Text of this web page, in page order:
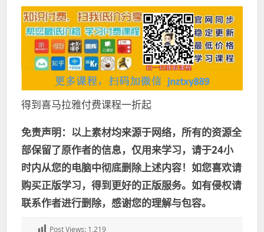
得到喜马拉雅付费课程一折起
免责声明：以上素材均来源于网络，所有的资源全
部保留了原作者的信息，仅用来学习，请于24小
时内从您的电脑中彻底删除上述内容！如您喜欢请
购买正版学习，得到更好的正版服务。如有侵权请
联系作者进行删除，感谢您的理解与包容。
Post Views: 1,219